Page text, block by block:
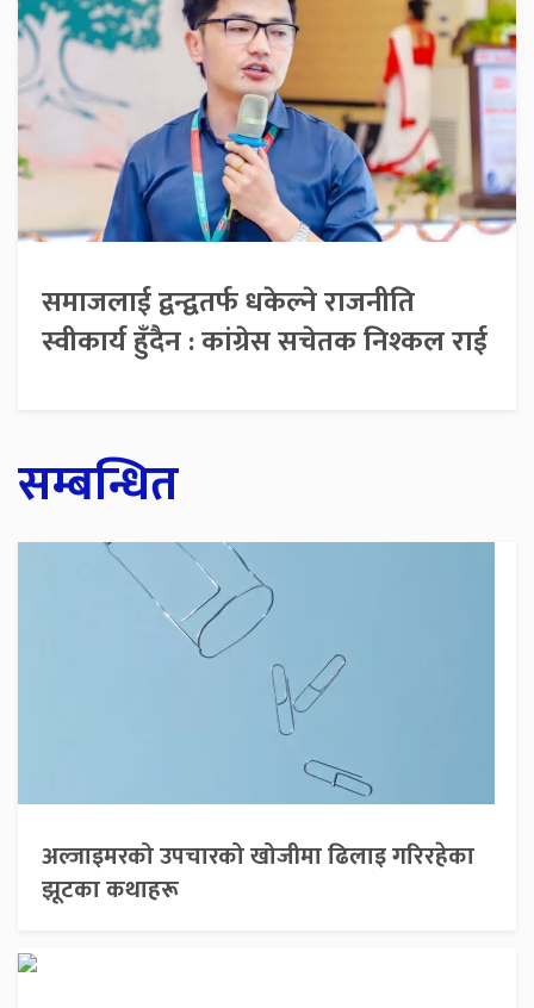
समाजलाई द्वन्द्वतर्फ धकेल्ने राजनीति
स्वीकार्य हुँदैन : कांग्रेस सचेतक निश्कल राई
सम्बन्धित
अल्जाइमरको उपचारको खोजीमा ढिलाइ गरिरहेका
झूटका कथाहरू